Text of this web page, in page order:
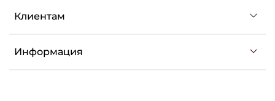
Клиентам
Информация